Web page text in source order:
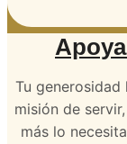
Tu generosidad
misión de
más lo